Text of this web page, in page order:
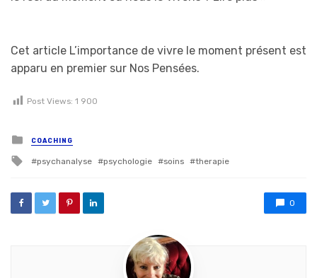
Cet article L’importance de vivre le moment présent est
apparu en premier sur Nos Pensées.
Post Views: 1 900
Posted in
COACHING
Tagged with
psychanalyse psychologie soins therapie
0